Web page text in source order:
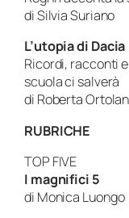
di Silvia
L’utopia di Dacia
Ricordi, racconti
scuola ci salverà
di Roberta
RUBRICHE
TOP FIVE
I magnifici 5
di Monica Luongo